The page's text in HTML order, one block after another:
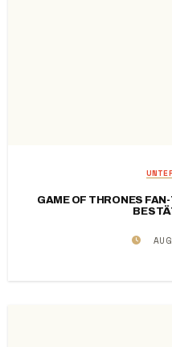
GAME OF THRONES